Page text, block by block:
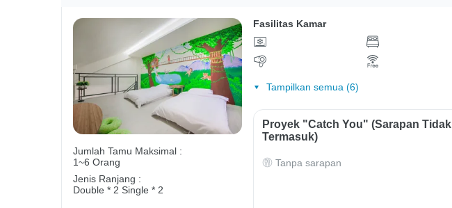
Jumlah Tamu Maksimal :
1~6 Orang
Jenis Ranjang :
Double * 2 Single * 2
Fasilitas Kamar
Tampilkan semua (6)
Proyek "Catch You" (Sarapan Tidak
Termasuk)
Tanpa sarapan